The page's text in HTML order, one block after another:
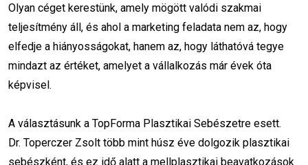
online marketinges
Online marketing szakma SEO
Online marketing stratégia
Mesterséges intelligencia
Olyan céget kerestünk, amely mögött valódi szakmai
teljesítmény áll, és ahol a marketing feladata nem az, hogy
elfedje a hiányosságokat, hanem az, hogy láthatóvá tegye
mindazt az értéket, amelyet a vállalkozás már évek óta
képvisel.
A választásunk a TopForma Plasztikai Sebészetre esett.
Dr. Toperczer Zsolt több mint húsz éve dolgozik plasztikai
sebészként, és ez idő alatt a mellplasztikai beavatkozások